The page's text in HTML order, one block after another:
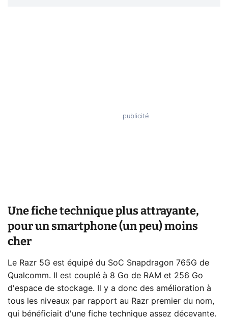
Une fiche technique plus attrayante,
pour un smartphone (un peu) moins
cher
Le Razr 5G est équipé du SoC Snapdragon 765G de
Qualcomm. Il est couplé à 8 Go de RAM et 256 Go
d'espace de stockage. Il y a donc des amélioration à
tous les niveaux par rapport au Razr premier du nom,
qui bénéficiait d'une fiche technique assez décevante.